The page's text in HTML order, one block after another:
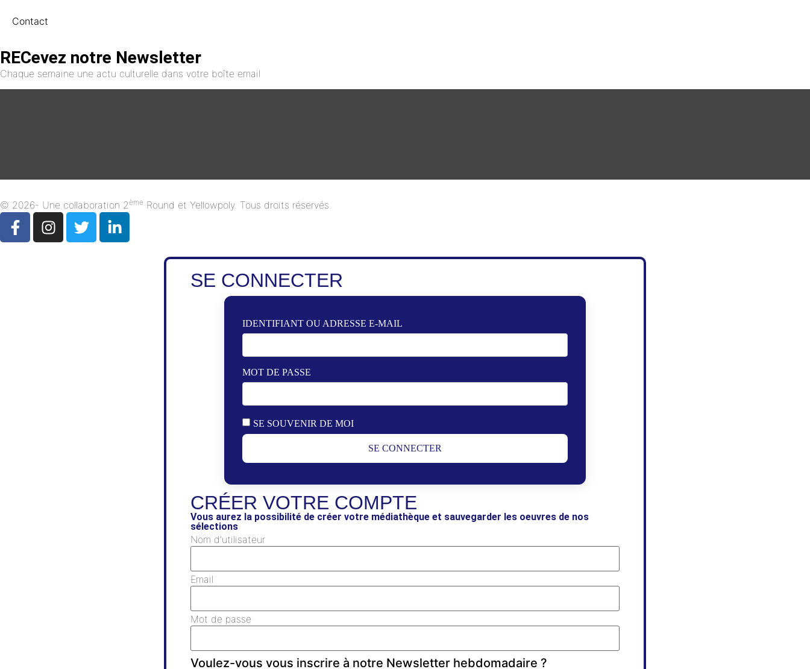
Contact
RECevez notre Newsletter
Chaque semaine une actu culturelle dans votre boîte email
© 2026- Une collaboration 2ème Round et Yellowpoly. Tous droits réservés.
SE CONNECTER
IDENTIFIANT OU ADRESSE E-MAIL
MOT DE PASSE
SE SOUVENIR DE MOI
SE CONNECTER
CRÉER VOTRE COMPTE
Vous aurez la possibilité de créer votre médiathèque et sauvegarder les oeuvres de nos
sélections
Nom d'utilisateur
Email
Mot de passe
Voulez-vous vous inscrire à notre Newsletter hebdomadaire ?